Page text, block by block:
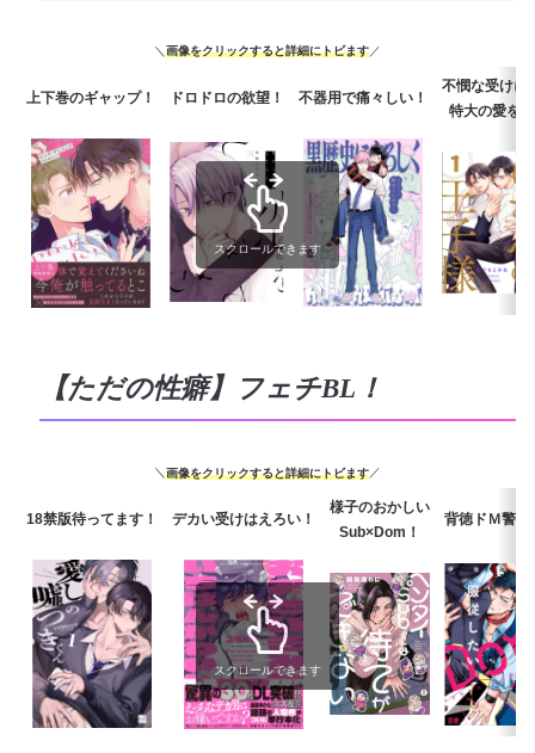
＼画像をクリックすると詳細にトビます／
上下巻のギャップ！ ドロドロの欲望！ 不器用で痛々しい！
不憫な受けに
特大の愛を！
スクロールできます
【ただの性癖】フェチBL！
＼画像をクリックすると詳細にトビます／
18禁版待ってます！ デカい受けはえろい！
様子のおかしい
Sub×Dom！
背徳ドＭ警察
スクロールできます